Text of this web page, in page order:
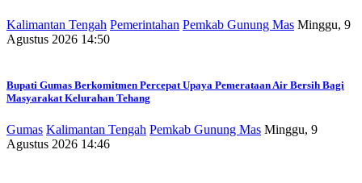
Kalimantan Tengah Pemerintahan Pemkab Gunung Mas Minggu, 9
Agustus 2026 14:50
Bupati Gumas Berkomitmen Percepat Upaya Pemerataan Air Bersih Bagi
Masyarakat Kelurahan Tehang
Gumas Kalimantan Tengah Pemkab Gunung Mas Minggu, 9
Agustus 2026 14:46